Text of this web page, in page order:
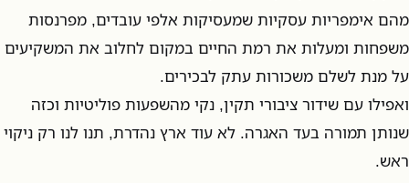
מהם אימפריות עסקיות שמעסיקות אלפי עובדים, מפרנסות
משפחות ומעלות את רמת החיים במקום לחלוב את המשקיעים
על מנת לשלם משכורות עתק לבכירים.
ואפילו עם שידור ציבורי תקין, נקי מהשפעות פוליטיות וכזה
שנותן תמורה בעד האגרה. לא עוד ארץ נהדרת, תנו לנו רק ניקוי
ראש.